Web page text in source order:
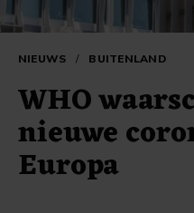
NIEUWS / BUITENLAND
WHO
nieuwe
Europa